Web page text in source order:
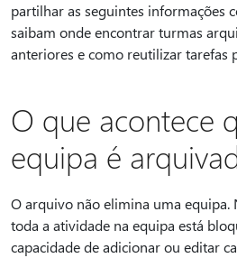
partilhar as seguintes informações
saibam onde encontrar turmas
anteriores e como reutilizar tarefas
O que acontece
equipa é
O arquivo não elimina uma equipa.
toda a atividade na equipa está
capacidade de adicionar ou editar